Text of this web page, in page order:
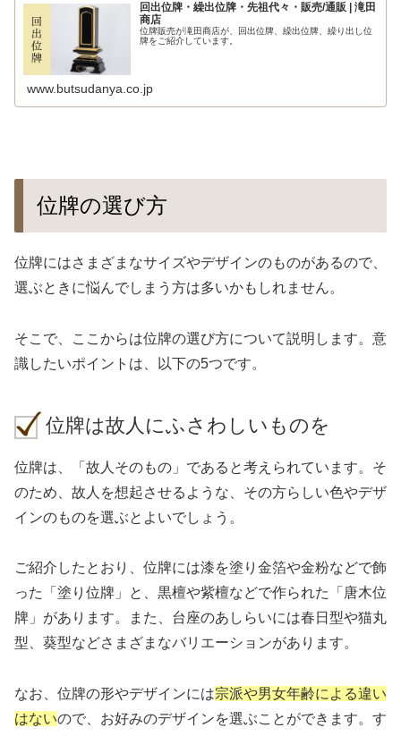
回出位牌・繰出位牌・先祖代々・販売/通販 | 滝田
商店
位牌販売が滝田商店が、回出位牌、繰出位牌、繰り出し位
牌をご紹介しています。
www.butsudanya.co.jp
位牌の選び方
位牌にはさまざまなサイズやデザインのものがあるので、
選ぶときに悩んでしまう方は多いかもしれません。
そこで、ここからは位牌の選び方について説明します。意
識したいポイントは、以下の5つです。
位牌は故人にふさわしいものを
位牌は、「故人そのもの」であると考えられています。そ
のため、故人を想起させるような、その方らしい色やデザ
インのものを選ぶとよいでしょう。
ご紹介したとおり、位牌には漆を塗り金箔や金粉などで飾
った「塗り位牌」と、黒檀や紫檀などで作られた「唐木位
牌」があります。また、台座のあしらいには春日型や猫丸
型、葵型などさまざまなバリエーションがあります。
なお、位牌の形やデザインには宗派や男女年齢による違い
はないので、お好みのデザインを選ぶことができます。す